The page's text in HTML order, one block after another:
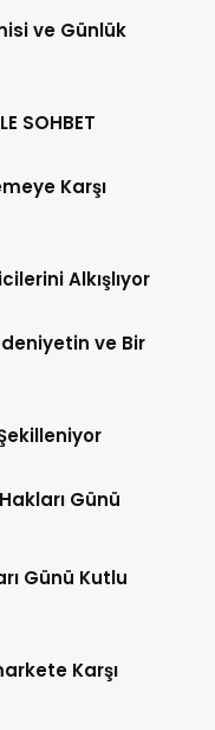
ve Günlük
SOHBET
Karşı
Alkışlıyor
ve Bir
Günü
Günü Kutlu
Karşı